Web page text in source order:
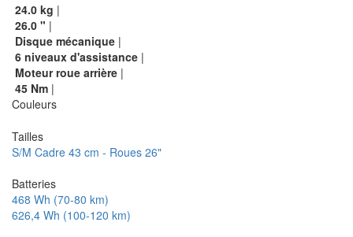
24.0 kg |
26.0 " |
Disque mécanique |
6 niveaux d'assistance |
Moteur roue arrière |
45 Nm |
Couleurs
Tailles
S/M Cadre 43 cm - Roues 26"
Batteries
468 Wh (70-80 km)
626,4 Wh (100-120 km)